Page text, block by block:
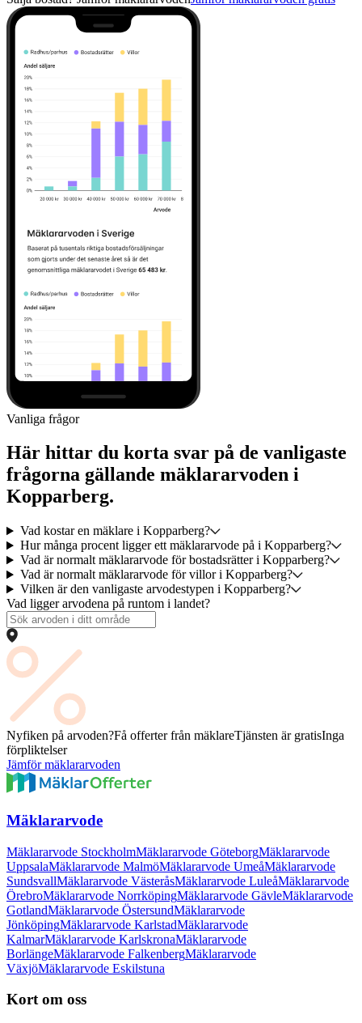
Vanliga frågor
Här hittar du korta svar på de vanligaste
frågorna gällande mäklararvoden i
Kopparberg.
Vad kostar en mäklare i Kopparberg?
Hur många procent ligger ett mäklararvode på i Kopparberg?
Vad är normalt mäklararvode för bostadsrätter i Kopparberg?
Vad är normalt mäklararvode för villor i Kopparberg?
Vilken är den vanligaste arvodestypen i Kopparberg?
Vad ligger arvodena på runtom i landet?
Nyfiken på arvoden?Få offerter från mäklareTjänsten är gratisInga
förpliktelser
Jämför mäklararvoden
Mäklararvode
Mäklararvode StockholmMäklararvode GöteborgMäklararvode
UppsalaMäklararvode MalmöMäklararvode UmeåMäklararvode
SundsvallMäklararvode VästeråsMäklararvode LuleåMäklararvode
ÖrebroMäklararvode NorrköpingMäklararvode GävleMäklararvode
GotlandMäklararvode ÖstersundMäklararvode
JönköpingMäklararvode KarlstadMäklararvode
KalmarMäklararvode KarlskronaMäklararvode
BorlängeMäklararvode FalkenbergMäklararvode
VäxjöMäklararvode Eskilstuna
Kort om oss